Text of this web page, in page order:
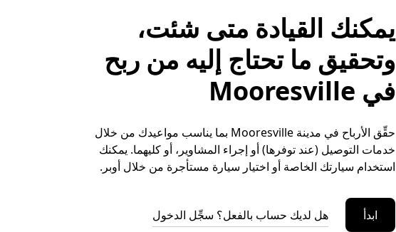
يمكنك القيادة متى شئت،
وتحقيق ما تحتاج إليه من ربح
في Mooresville
حقِّق الأرباح في مدينة Mooresville بما يناسب مواعيدك من خلال
خدمات التوصيل (عند توفرها) أو إجراء المشاوير، أو كليهما. يمكنك
استخدام سيارتك الخاصة أو اختيار سيارة مستأجرة من خلال أوبر.
ابدأ هل لديك حساب بالفعل؟ سجِّل الدخول